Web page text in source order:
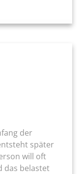
der
später
will oft
das belastet